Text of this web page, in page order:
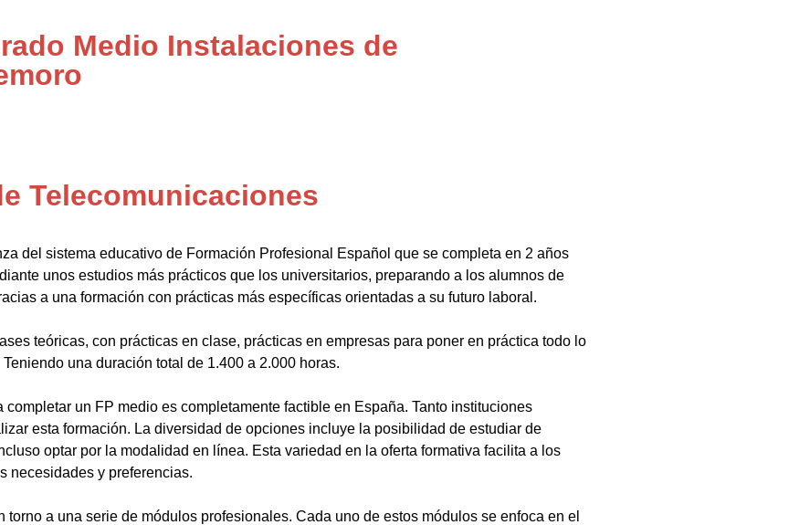
Medio Instalaciones de
Telecomunicaciones
del sistema educativo de Formación Profesional Español que se completa en 2 años
unos estudios más prácticos que los universitarios, preparando a los alumnos de
a una formación con prácticas más específicas orientadas a su futuro laboral.
teóricas, con prácticas en clase, prácticas en empresas para poner en práctica todo lo
una duración total de 1.400 a 2.000 horas.
un FP medio es completamente factible en España. Tanto instituciones
esta formación. La diversidad de opciones incluye la posibilidad de estudiar de
optar por la modalidad en línea. Esta variedad en la oferta formativa facilita a los
necesidades y preferencias.
a una serie de módulos profesionales. Cada uno de estos módulos se enfoca en el